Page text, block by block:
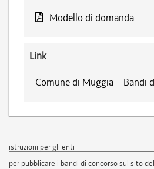
Modello di domanda
Link
Comune di Muggia – Bandi
istruzioni per gli enti
per pubblicare i bandi di concorso sul sito